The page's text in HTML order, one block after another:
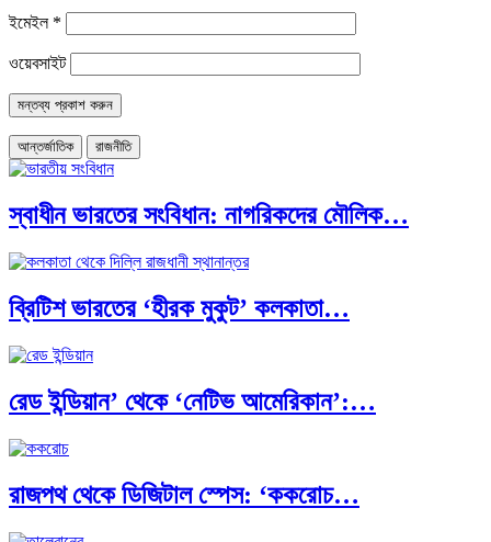
ইমেইল *
ওয়েবসাইট
আন্তর্জাতিক রাজনীতি
স্বাধীন ভারতের সংবিধান: নাগরিকদের মৌলিক…
ব্রিটিশ ভারতের ‘হীরক মুকুট’ কলকাতা…
রেড ইন্ডিয়ান’ থেকে ‘নেটিভ আমেরিকান’:…
রাজপথ থেকে ডিজিটাল স্পেস: ‘ককরোচ…